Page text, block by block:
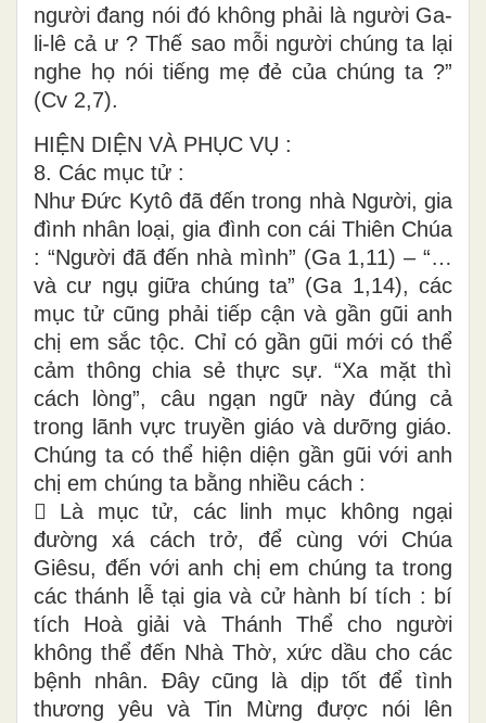
người đang nói đó không phải là người Ga-
li-lê cả ư ? Thế sao mỗi người chúng ta lại
nghe họ nói tiếng mẹ đẻ của chúng ta ?”
(Cv 2,7).
HIỆN DIỆN VÀ PHỤC VỤ :
8. Các mục tử :
Như Đức Kytô đã đến trong nhà Người, gia
đình nhân loại, gia đình con cái Thiên Chúa
: “Người đã đến nhà mình” (Ga 1,11) – “…
và cư ngụ giữa chúng ta” (Ga 1,14), các
mục tử cũng phải tiếp cận và gần gũi anh
chị em sắc tộc. Chỉ có gần gũi mới có thể
cảm thông chia sẻ thực sự. “Xa mặt thì
cách lòng”, câu ngạn ngữ này đúng cả
trong lãnh vực truyền giáo và dưỡng giáo.
Chúng ta có thể hiện diện gần gũi với anh
chị em chúng ta bằng nhiều cách :
 Là mục tử, các linh mục không ngại
đường xá cách trở, để cùng với Chúa
Giêsu, đến với anh chị em chúng ta trong
các thánh lễ tại gia và cử hành bí tích : bí
tích Hoà giải và Thánh Thể cho người
không thể đến Nhà Thờ, xức dầu cho các
bệnh nhân. Đây cũng là dịp tốt để tình
thương yêu và Tin Mừng được nói lên